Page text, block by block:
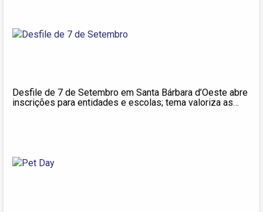
Desfile de 7 de Setembro em Santa Bárbara d’Oeste abre
inscrições para entidades e escolas; tema valoriza as